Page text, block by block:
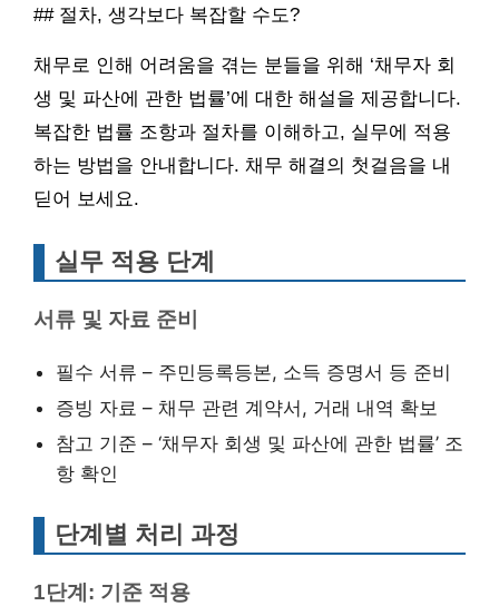
## 절차, 생각보다 복잡할 수도?
채무로 인해 어려움을 겪는 분들을 위해 ‘채무자 회
생 및 파산에 관한 법률’에 대한 해설을 제공합니다.
복잡한 법률 조항과 절차를 이해하고, 실무에 적용
하는 방법을 안내합니다. 채무 해결의 첫걸음을 내
딛어 보세요.
실무 적용 단계
서류 및 자료 준비
필수 서류 – 주민등록등본, 소득 증명서 등 준비
증빙 자료 – 채무 관련 계약서, 거래 내역 확보
참고 기준 – ‘채무자 회생 및 파산에 관한 법률’ 조
항 확인
단계별 처리 과정
1단계: 기준 적용